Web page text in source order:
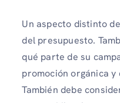
Un aspecto distinto
del presupuesto.
qué parte de su
promoción orgánica y
También debe